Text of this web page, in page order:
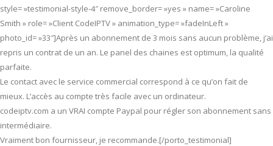
style= »testimonial-style-4″ remove_border= »yes » name= »Caroline
Smith » role= »Client CodeIPTV » animation_type= »fadeInLeft »
photo_id= »33″]Après un abonnement de 3 mois sans aucun problème, j’ai
repris un contrat de un an. Le panel des chaines est optimum, la qualité
parfaite.
Le contact avec le service commercial correspond à ce qu’on fait de
mieux. L’accès au compte très facile avec un ordinateur.
codeiptv.com a un VRAI compte Paypal pour régler son abonnement sans
intermédiaire.
Vraiment bon fournisseur, je recommande.[/porto_testimonial]